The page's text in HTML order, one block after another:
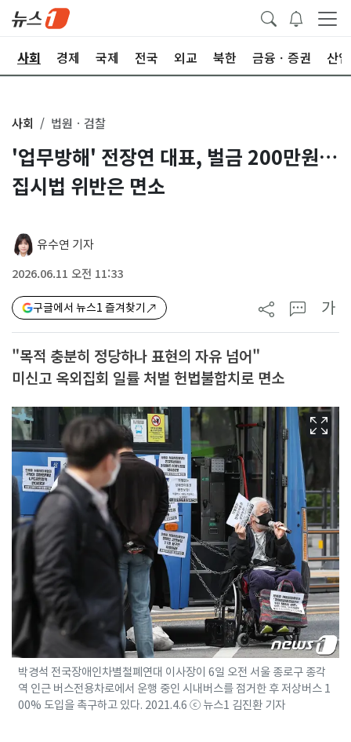
사회 경제 국제 전국 외교 북한 금융ㆍ증권 산업
사회 법원ㆍ검찰
'업무방해' 전장연 대표, 벌금 200만원…
집시법 위반은 면소
유수연 기자
2026.06.11 오전 11:33
구글에서 뉴스1 즐겨찾기 가
"목적 충분히 정당하나 표현의 자유 넘어"
미신고 옥외집회 일률 처벌 헌법불합치로 면소
박경석 전국장애인차별철폐연대 이사장이 6일 오전 서울 종로구 종각
역 인근 버스전용차로에서 운행 중인 시내버스를 점거한 후 저상버스 1
00% 도입을 촉구하고 있다. 2021.4.6 ⓒ 뉴스1 김진환 기자